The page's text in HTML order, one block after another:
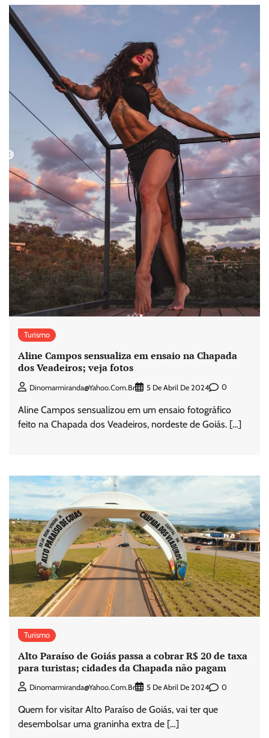
Turismo
Aline Campos sensualiza em ensaio na Chapada
dos Veadeiros; veja fotos
Dinomarmiranda@yahoo.com.br 5 De Abril De 2024 0
Aline Campos sensualizou em um ensaio fotográfico
feito na Chapada dos Veadeiros, nordeste de Goiás. […]
Turismo
Alto Paraíso de Goiás passa a cobrar R$ 20 de taxa
para turistas; cidades da Chapada não pagam
Dinomarmiranda@yahoo.com.br 5 De Abril De 2024 0
Quem for visitar Alto Paraíso de Goiás, vai ter que
desembolsar uma graninha extra de […]